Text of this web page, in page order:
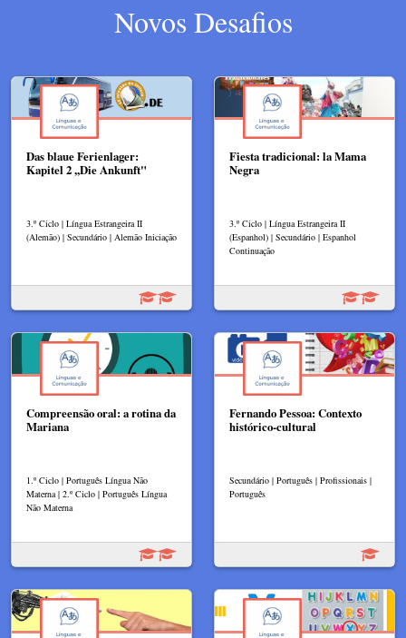
Novos Desafios
Das blaue Ferienlager:
Kapitel 2 ,,Die Ankunft"
3.º Ciclo | Língua Estrangeira II
(Alemão) | Secundário | Alemão Iniciação
Fiesta tradicional: la Mama
Negra
3.º Ciclo | Língua Estrangeira II
(Espanhol) | Secundário | Espanhol
Continuação
Compreensão oral: a rotina da
Mariana
1.º Ciclo | Português Língua Não
Materna | 2.º Ciclo | Português Língua
Não Materna
Fernando Pessoa: Contexto
histórico-cultural
Secundário | Português | Profissionais |
Português